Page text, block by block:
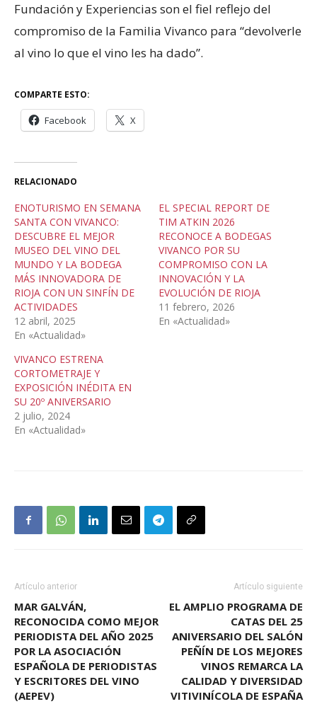
Fundación y Experiencias son el fiel reflejo del
compromiso de la Familia Vivanco para “devolverle
al vino lo que el vino les ha dado”.
COMPARTE ESTO:
Facebook X
RELACIONADO
ENOTURISMO EN SEMANA
SANTA CON VIVANCO:
DESCUBRE EL MEJOR
MUSEO DEL VINO DEL
MUNDO Y LA BODEGA
MÁS INNOVADORA DE
RIOJA CON UN SINFÍN DE
ACTIVIDADES
12 abril, 2025
En «Actualidad»
EL SPECIAL REPORT DE
TIM ATKIN 2026
RECONOCE A BODEGAS
VIVANCO POR SU
COMPROMISO CON LA
INNOVACIÓN Y LA
EVOLUCIÓN DE RIOJA
11 febrero, 2026
En «Actualidad»
VIVANCO ESTRENA
CORTOMETRAJE Y
EXPOSICIÓN INÉDITA EN
SU 20º ANIVERSARIO
2 julio, 2024
En «Actualidad»
Artículo anterior
MAR GALVÁN,
RECONOCIDA COMO MEJOR
PERIODISTA DEL AÑO 2025
POR LA ASOCIACIÓN
ESPAÑOLA DE PERIODISTAS
Y ESCRITORES DEL VINO
(AEPEV)
Artículo siguiente
EL AMPLIO PROGRAMA DE
CATAS DEL 25
ANIVERSARIO DEL SALÓN
PEÑÍN DE LOS MEJORES
VINOS REMARCA LA
CALIDAD Y DIVERSIDAD
VITIVINÍCOLA DE ESPAÑA